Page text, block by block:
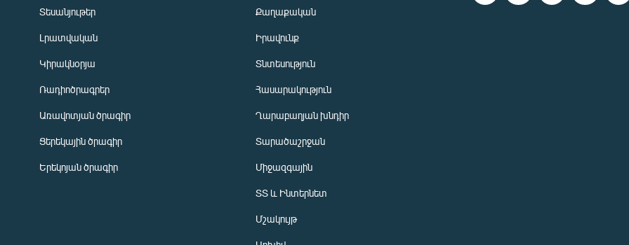
Տեսանյութեր
Լրատվական
Կիրակնօրյա
Ռադիոծրագրեր
Առավոտյան ծրագիր
Ցերեկային ծրագիր
Երեկոյան ծրագիր
Քաղաքական
Իրավունք
Տնտեսություն
Հասարակություն
Ղարաբաղյան խնդիր
Տարածաշրջան
Միջազգային
ՏՏ և Ինտերնետ
Մշակույթ